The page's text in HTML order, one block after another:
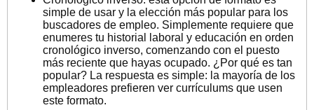
simple de usar y la elección más popular para los
buscadores de empleo. Simplemente requiere que
enumeres tu historial laboral y educación en orden
cronológico inverso, comenzando con el puesto
más reciente que hayas ocupado. ¿Por qué es tan
popular? La respuesta es simple: la mayoría de los
empleadores prefieren ver currículums que usen
este formato.